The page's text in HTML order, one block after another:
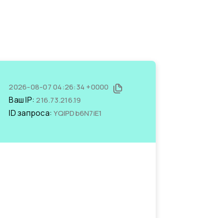
2026-08-07 04:26:34 +0000
Ваш IP:216.73.216.19
ID запроса:YQIPDb6N7iE1